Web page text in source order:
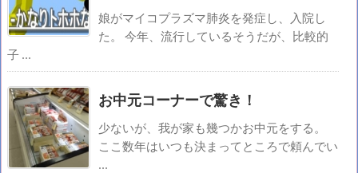
娘がマイコプラズマ肺炎を発症し、入院し
た。 今年、流行しているそうだが、比較的
子 ...
お中元コーナーで驚き！
少ないが、我が家も幾つかお中元をする。
ここ数年はいつも決まってところで頼んでい
...